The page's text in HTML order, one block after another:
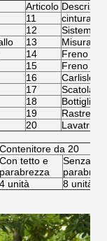
Articolo
11
cintura di
12
Sistema
13
14
Freno EM
15
Freno a
16
Carlisle
17
Scatola
18
Bottiglia
19
Rastrello
20
Lavatrici
Contenitore da 20
Con tetto e
parabrezza
Senza
4 unità 8 unità